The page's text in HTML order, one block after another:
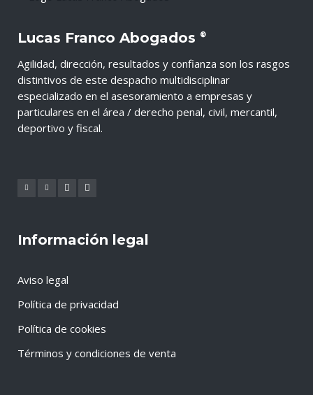
Lucas Franco Abogados ®
Agilidad, dirección, resultados y confianza son los rasgos
distintivos de este despacho multidisciplinar
especializado en el asesoramiento a empresas y
particulares en el área / derecho penal, civil, mercantil,
deportivo y fiscal.
Información legal
Aviso legal
Política de privacidad
Política de cookies
Términos y condiciones de venta